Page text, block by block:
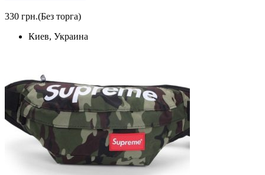
330 грн.(Без торга)
Киев, Украина